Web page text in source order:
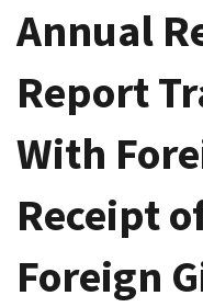
Annual
Report
With
Receipt
Foreign